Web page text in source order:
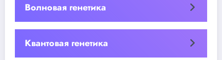
Волновая генетика
Квантовая генетика